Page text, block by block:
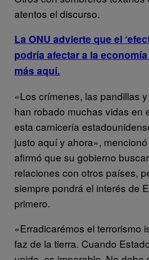
atentos el discurso.
La ONU advierte que el
podría afectar a la
más aquí.
«Los crímenes, las pandillas
han robado muchas vidas en
esta carnicería
justo aquí y ahora»,
afirmó que su gobierno
relaciones con otros países,
siempre pondrá el interés de
primero.
«Erradicarémos el terrorismo
faz de la tierra. Cuando